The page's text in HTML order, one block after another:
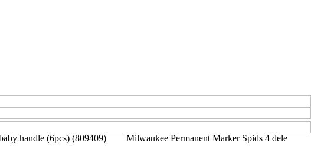
handle (6pcs) (809409) Milwaukee Permanent Marker Spids 4 dele